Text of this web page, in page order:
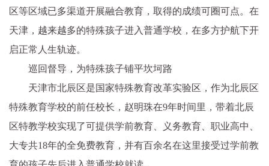
区等区域已多渠道开展融合教育，取得的成绩可圈可点。在
天津，越来越多的特殊孩子进入普通学校，在多方护航下开
启正常人生轨迹。
巡回督导，为特殊孩子铺平坎坷路
天津市北辰区是国家特殊教育改革实验区，作为北辰区
特殊教育学校的前任校长，赵明珠在9年时间里，带着北辰
区特教学校实现了可提供学前教育、义务教育、职业高中、
大专共18年的全免费教育，并有百余名在这里接受过学前教